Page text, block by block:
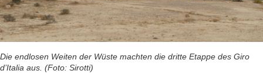
Die endlosen Weiten der Wüste machten die dritte Etappe des Giro
d’Italia aus. (Foto: Sirotti)